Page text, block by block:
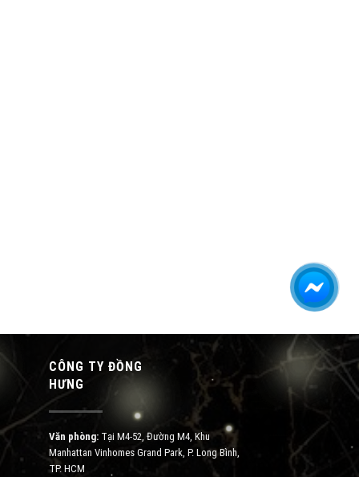
CÔNG TY ĐỒNG
HƯNG
Văn phòng: Tại M4-52, Đường M4, Khu
Manhattan Vinhomes Grand Park, P. Long Bình,
TP. HCM